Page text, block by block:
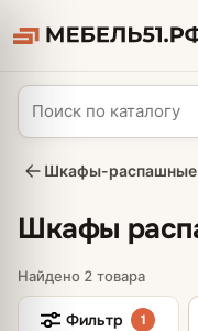
Шкафы-распашные
Шкафы
Найдено 2 товара
Фильтр 1